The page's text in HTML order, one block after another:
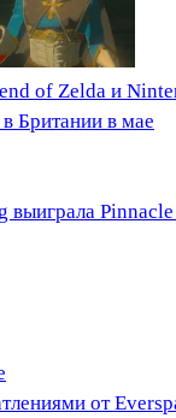
of Zelda и
Британии в мае
выиграла
от